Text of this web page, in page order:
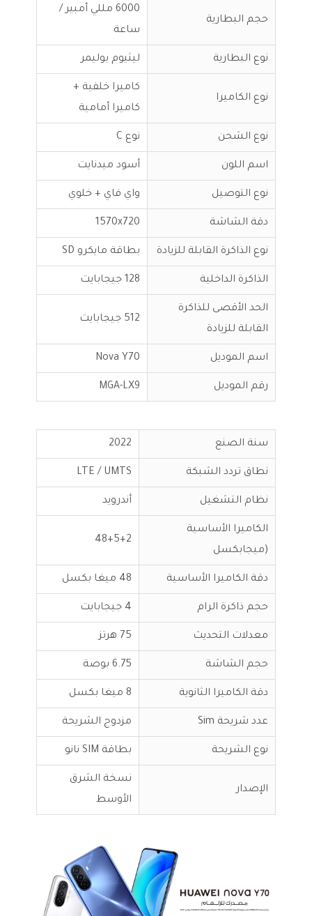
حجم البطارية
6000 مللي أمبير /
ساعة
نوع البطارية ليثيوم بوليمر
نوع الكاميرا
كاميرا خلفية +
كاميرا أمامية
نوع الشحن نوع C
اسم اللون أسود ميدنايت
نوع التوصيل واي فاي + خلوي
دقة الشاشة 1570x720
نوع الذاكرة القابلة للزيادة بطاقة مايكرو SD
الذاكرة الداخلية 128 جيجابايت
الحد الأقصى للذاكرة
القابلة للزيادة
512 جيجابايت
اسم الموديل Nova Y70
رقم الموديل MGA-LX9
سنة الصنع 2022
نطاق تردد الشبكة LTE / UMTS
نظام التشغيل أندرويد
الكاميرا الأساسية
(ميجابكسل
48+5+2
دقة الكاميرا الأساسية 48 ميغا بكسل
حجم ذاكرة الرام 4 جيجابايت
معدلات التحديث 75 هرتز
حجم الشاشة 6.75 بوصة
دقة الكاميرا الثانوية 8 ميغا بكسل
عدد شريحة Sim مزدوج الشريحة
نوع الشريحة بطاقة SIM نانو
الإصدار
نسخة الشرق
الأوسط